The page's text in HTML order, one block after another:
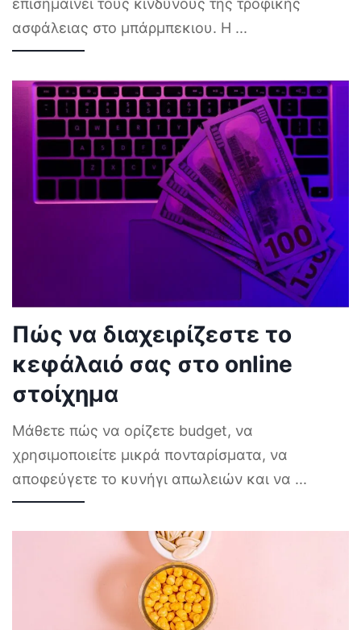
επισημαίνει τους κινδύνους της τροφικής
ασφάλειας στο μπάρμπεκιου. Η ...
Πώς να διαχειρίζεστε το
κεφάλαιό σας στο online
στοίχημα
Μάθετε πώς να ορίζετε budget, να
χρησιμοποιείτε μικρά πονταρίσματα, να
αποφεύγετε το κυνήγι απωλειών και να ...